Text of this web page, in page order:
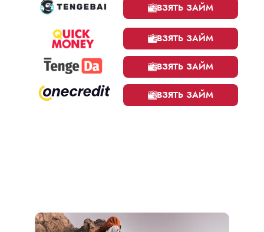
ВЗЯТЬ ЗАЙМ
ВЗЯТЬ ЗАЙМ
ВЗЯТЬ ЗАЙМ
ВЗЯТЬ ЗАЙМ